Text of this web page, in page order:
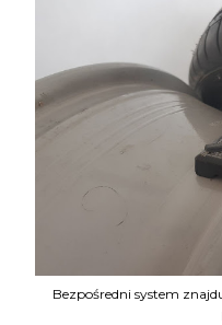
Bezpośredni system